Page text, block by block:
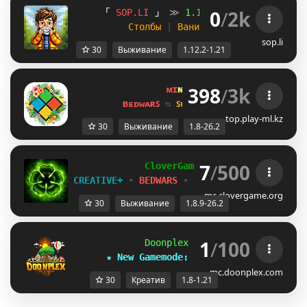
「 SOP. L I 」 ≫ 1 . 1 .2 - 1 .
Столбы
Ванилла | Тюрьма
0/2k
sop.li
30 Выживание 1.12.2-1.21
ᴍɪɴᴇ ʟᴀɴᴅ ɴᴇᴛᴡᴏʀᴋ ☀
ʙᴇᴅᴡᴀʀꜱ ⇆ ꜱᴜʀᴠɪᴠᴀʟ ꜱᴍᴘ ⇆ ꜱᴋʏʙʟᴏᴄᴋ
398/3k
top.play-ml.kz
30 Выживание 1.8-26.2
CloverGam
(1.8.9-26.2)
CREATIVE+
• BEDWARS • SURVIVAL • REGIONS
7/500
mc.clovergame.org
30 Выживание 1.8.9-26.2
Doonplex Network [1.8-1.21]
★ New Gamemode:
UCZJR_NCreative
1/100
mc.doonplex.com
30 Креатив 1.8-1.21